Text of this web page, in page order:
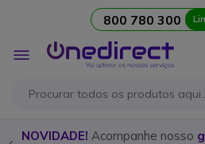
800 780 300
Alternar
Nav
NOVIDADE! Acompanhe nosso